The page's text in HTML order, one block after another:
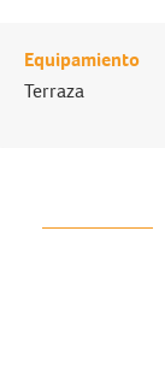
Equipamiento
Terraza